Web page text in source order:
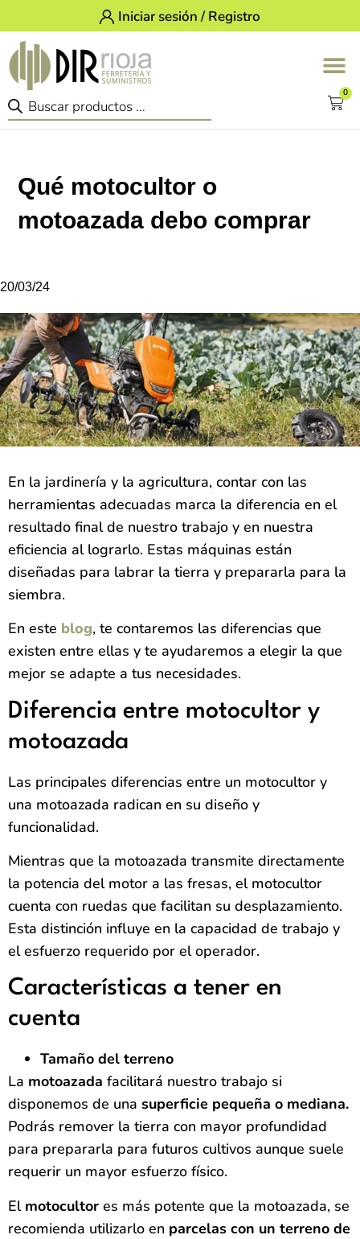
Iniciar sesión / Registro
0
Qué motocultor o
motoazada debo comprar
20/03/24
En la jardinería y la agricultura, contar con las
herramientas adecuadas marca la diferencia en el
resultado final de nuestro trabajo y en nuestra
eficiencia al lograrlo. Estas máquinas están
diseñadas para labrar la tierra y prepararla para la
siembra.
En este blog, te contaremos las diferencias que
existen entre ellas y te ayudaremos a elegir la que
mejor se adapte a tus necesidades.
Diferencia entre motocultor y
motoazada
Las principales diferencias entre un motocultor y
una motoazada radican en su diseño y
funcionalidad.
Mientras que la motoazada transmite directamente
la potencia del motor a las fresas, el motocultor
cuenta con ruedas que facilitan su desplazamiento.
Esta distinción influye en la capacidad de trabajo y
el esfuerzo requerido por el operador.
Características a tener en
cuenta
Tamaño del terreno
La motoazada facilitará nuestro trabajo si
disponemos de una superficie pequeña o mediana.
Podrás remover la tierra con mayor profundidad
para prepararla para futuros cultivos aunque suele
requerir un mayor esfuerzo físico.
El motocultor es más potente que la motoazada, se
recomienda utilizarlo en parcelas con un terreno de